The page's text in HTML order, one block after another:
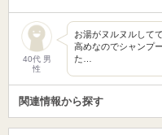
40代 男
性
お湯がヌルヌルして
高めなのでシャンプ
た…
関連情報から探す